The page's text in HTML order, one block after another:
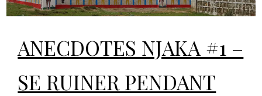
ANECDOTES NJAKA #1 –
SE RUINER PENDANT